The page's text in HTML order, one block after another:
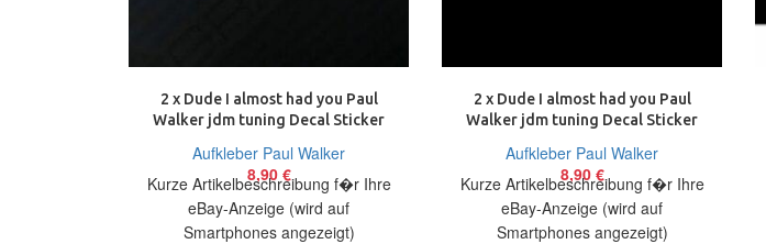
2 x Dude I almost had you Paul
Walker jdm tuning Decal Sticker
Aufkleber Paul Walker
8,90 €
Kurze Artikelbeschreibung f�r Ihre
eBay-Anzeige (wird auf
Smartphones angezeigt)
2 x Dude I almost had you Paul
Walker jdm tuning Decal Sticker
Aufkleber Paul Walker
8,90 €
Kurze Artikelbeschreibung f�r Ihre
eBay-Anzeige (wird auf
Smartphones angezeigt)